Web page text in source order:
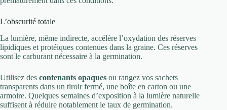
L’obscurité totale
La lumière, même indirecte, accélère l’oxydation des réserves
lipidiques et protéiques contenues dans la graine. Ces réserves
sont le carburant nécessaire à la germination.
Utilisez des contenants opaques ou rangez vos sachets
transparents dans un tiroir fermé, une boîte en carton ou une
armoire. Quelques semaines d’exposition à la lumière naturelle
suffisent à réduire notablement le taux de germination.